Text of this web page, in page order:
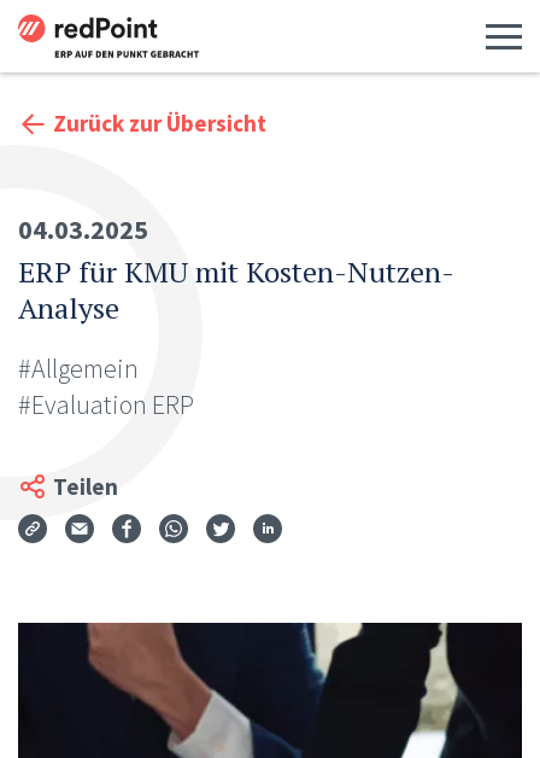
Zurück zur Übersicht
04.03.2025
ERP für KMU mit Kosten-Nutzen-
Analyse
#Allgemein
#Evaluation ERP
Teilen
Via Mail teilen
Auf Facebook teilen
Auf WhatsApp teilen
Auf Twitter teilen
Auf LinkedIn teilen